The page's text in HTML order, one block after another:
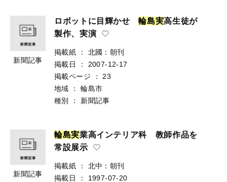
新聞記事
ロボットに目輝かせ輪島実高生徒が
製作、実演
掲載紙 ：
北國：朝刊
掲載日
：
2007-12-17
掲載ページ
：
23
地域
：
輪島市
種別
： 新聞記事
新聞記事
輪島実業高インテリア科 教師作品を
常設展示
掲載紙 ：
北中：朝刊
掲載日
：
1997-07-20